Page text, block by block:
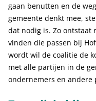
gaan benutten en de
gemeente denkt mee,
dat nodig is. Zo ontstaat
vinden die passen bij
wordt wil de coalitie de
met alle partijen in de
ondernemers en andere